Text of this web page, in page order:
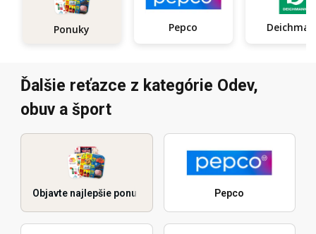
Ponuky Pepco
Ďalšie reťazce z kategórie Odev,
obuv a šport
Objavte najlepšie ponuky Pepco